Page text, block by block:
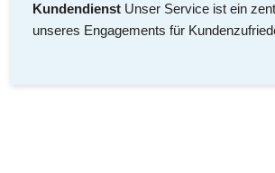
Kundendienst Unser Service ist ein
unseres Engagements für